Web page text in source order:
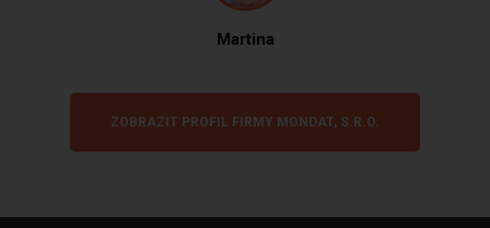
Martina
ZOBRAZIT PROFIL FIRMY MONDAT, S.R.O.